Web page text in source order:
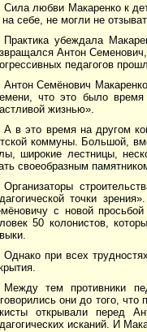
Сила любви Макаренко к
на себе, не могли не
Практика убеждала
Антон
педагогов
Антон Семёнович
что это было
жизнью».
А в это время на другом
коммуны. Большой,
широкие лестницы,
своеобразным
Организаторы
точки
с новой
50 колонистов,
Однако при всех
Между тем противники
они до того,
открывали перед
исканий. И